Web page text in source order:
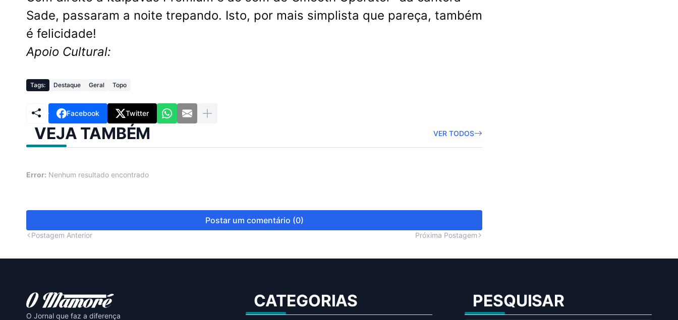
Sade, passaram a noite trepando. Isto, por mais simplista que pareça, também
é felicidade!
Apoio Cultural:
Tags: Destaque Geral Topo
Facebook Twitter
VEJA TAMBÉM VER TODOS
Error: Nenhum resultado encontrado
Postar um comentário (0)
Postagem Anterior Próxima Postagem
O Jornal que faz a diferença
CATEGORIAS PESQUISAR